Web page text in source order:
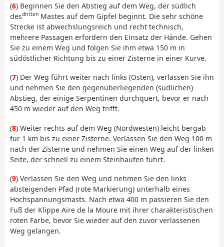
(6) Beginnen Sie den Abstieg auf dem Weg, der südlich
desdritten Mastes auf dem Gipfel beginnt. Die sehr schöne
Strecke ist abwechslungsreich und recht technisch,
mehrere Passagen erfordern den Einsatz der Hände. Gehen
Sie zu einem Weg und folgen Sie ihm etwa 150 m in
südöstlicher Richtung bis zu einer Zisterne in einer Kurve.
(7) Der Weg führt weiter nach links (Osten), verlassen Sie ihn
und nehmen Sie den gegenüberliegenden (südlichen)
Abstieg, der einige Serpentinen durchquert, bevor er nach
450 m wieder auf den Weg trifft.
(8) Weiter rechts auf dem Weg (Nordwesten) leicht bergab
für 1 km bis zu einer Zisterne. Verlassen Sie den Weg 100 m
nach der Zisterne und nehmen Sie einen Weg auf der linken
Seite, der schnell zu einem Steinhaufen führt.
(9) Verlassen Sie den Weg und nehmen Sie den links
absteigenden Pfad (rote Markierung) unterhalb eines
Hochspannungsmasts. Nach etwa 400 m passieren Sie den
Fuß der Klippe Aire de la Moure mit ihrer charakteristischen
roten Farbe, bevor Sie wieder auf den zuvor verlassenen
Weg gelangen.